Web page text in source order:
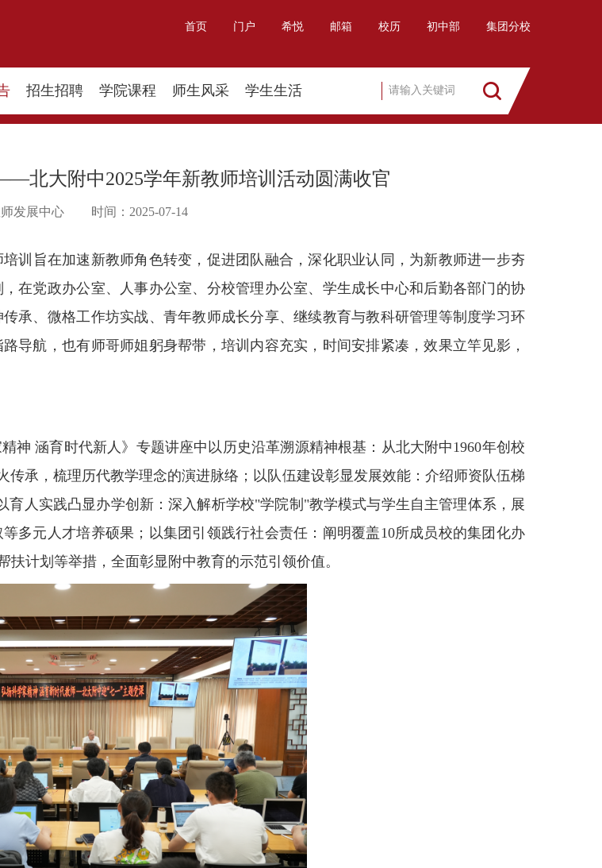
首页 门户 希悦 邮箱 校历 初中部 集团分校
招生招聘 学院课程 师生风采 学生生活
北大附中2025学年新教师培训活动圆满收官
发展中心 时间：2025-07-14
旨在加速新教师角色转变，促进团队融合，深化职业认同，为新教师进一步夯
在党政办公室、人事办公室、分校管理办公室、学生成长中心和后勤各部门的协
承、微格工作坊实战、青年教师成长分享、继续教育与教科研管理等制度学习环
导航，也有师哥师姐躬身帮带，培训内容充实，时间安排紧凑，效果立竿见影，
神 涵育时代新人》专题讲座中以历史沿革溯源精神根基：从北大附中1960年创校
承，梳理历代教学理念的演进脉络；以队伍建设彰显发展效能：介绍师资队伍梯
人实践凸显办学创新：深入解析学校"学院制"教学模式与学生自主管理体系，展
多元人才培养硕果；以集团引领践行社会责任：阐明覆盖10所成员校的集团化办
计划等举措，全面彰显附中教育的示范引领价值。